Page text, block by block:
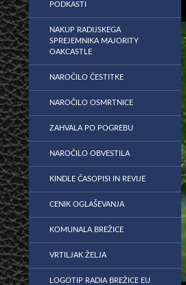
PODKASTI
NAKUP RADIJSKEGA
SPREJEMNIKA MAJORITY
OAKCASTLE
NAROČILO ČESTITKE
NAROČILO OSMRTNICE
ZAHVALA PO POGREBU
NAROČILO OBVESTILA
KINDLE ČASOPISI IN REVIJE
CENIK OGLAŠEVANJA
KOMUNALA BREŽICE
VRTILJAK ŽELJA
LOGOTIP RADIA BREŽICE EU